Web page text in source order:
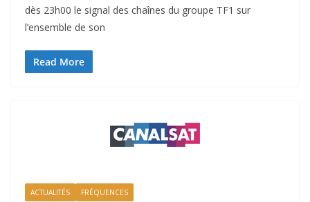
dès 23h00 le signal des chaînes du groupe TF1 sur
l’ensemble de son
Read More
ACTUALITÉS FRÉQUENCES